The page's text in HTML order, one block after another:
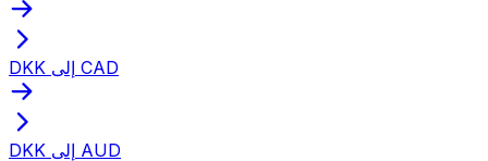
DKK إلى CAD
DKK إلى AUD